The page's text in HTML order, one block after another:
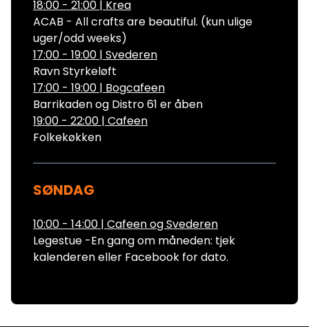
18:00 - 21:00 | Krea
ACAB - All crafts are beautiful. (kun ulige
uger/odd weeks)
17:00 - 19:00 | Svederen
Ravn Styrkeløft
17:00 - 19:00 | Bogcafeen
Barrikaden og Distro 61 er åben
19:00 - 22:00 | Cafeen
Folkekøkken
SØNDAG
10:00 - 14:00 | Cafeen og Svederen
Legestue -En gang om måneden: tjek
kalenderen eller Facebook for dato.